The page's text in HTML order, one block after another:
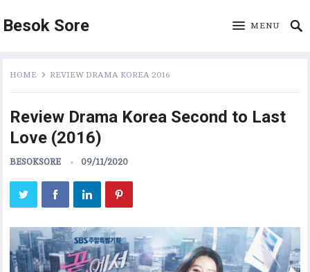
Besok Sore MENU
HOME REVIEW DRAMA KOREA 2016
Review Drama Korea Second to Last
Love (2016)
BESOKSORE 09/11/2020